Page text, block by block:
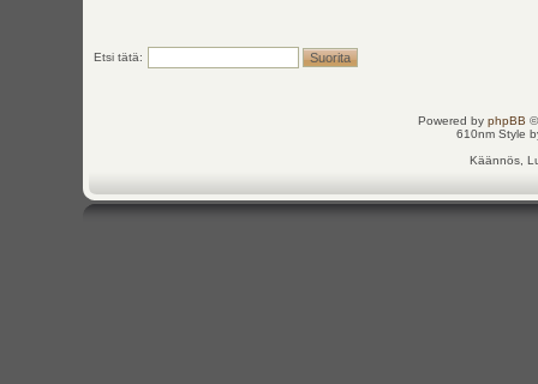
Etsi tätä:
Powered by phpBB
610nm Style
Käännös,